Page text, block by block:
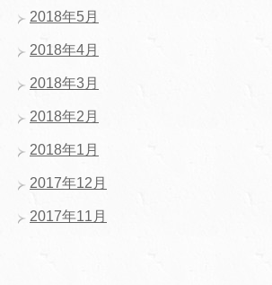
2018年5月
2018年4月
2018年3月
2018年2月
2018年1月
2017年12月
2017年11月